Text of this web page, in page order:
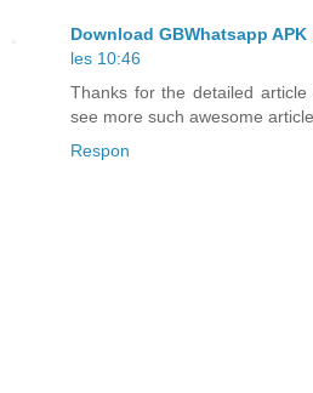
Download GBWhatsapp APK
les 10:46
Thanks for the detailed
see more such awesome
Respon